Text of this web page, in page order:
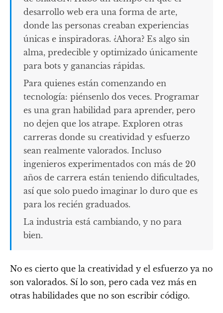
desarrollo web era una forma de arte,
donde las personas creaban experiencias
únicas e inspiradoras. ¿Ahora? Es algo sin
alma, predecible y optimizado únicamente
para bots y ganancias rápidas.
Para quienes están comenzando en
tecnología: piénsenlo dos veces. Programar
es una gran habilidad para aprender, pero
no dejen que los atrape. Exploren otras
carreras donde su creatividad y esfuerzo
sean realmente valorados. Incluso
ingenieros experimentados con más de 20
años de carrera están teniendo dificultades,
así que solo puedo imaginar lo duro que es
para los recién graduados.
La industria está cambiando, y no para
bien.
No es cierto que la creatividad y el esfuerzo ya no
son valorados. Sí lo son, pero cada vez más en
otras habilidades que no son escribir código.